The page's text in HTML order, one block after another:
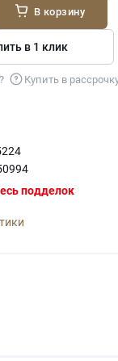
В корзину
в 1 клик
Купить в
подделок